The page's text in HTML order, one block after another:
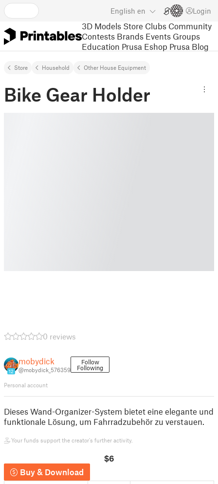
English en Login
3D Models Store Clubs Community
Contests Brands Events Groups
Education Prusa Eshop Prusa Blog
Store Household Other House Equipment
Bike Gear Holder
0 reviews
12
mobydick
@mobydick_576359
Follow
Following
Personal account
Dieses Wand-Organizer-System bietet eine elegante und
funktionale Lösung, um Fahrradzubehör zu verstauen.
Your funds support the creator's further activity.
$6
Buy & Download